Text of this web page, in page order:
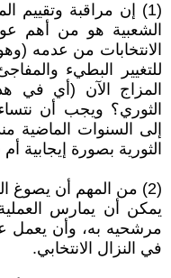
(1) إن مراقبة وتقييم
الشعبية هو من أهم
الانتخابات من عدمه
للتغيير البطيء
المزاج الآن (أي في
الثوري؟ ويجب أن
الثورية بصورة إيجابية
(2) من المهم أن يصوغ
يمكن أن يمارس
مرشحيه به، وأن يعمل
في النزال الانتخابي.